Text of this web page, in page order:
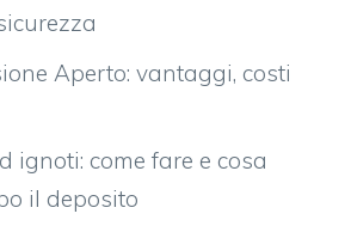
Aperto: vantaggi, costi
ignoti: come fare e cosa
il deposito